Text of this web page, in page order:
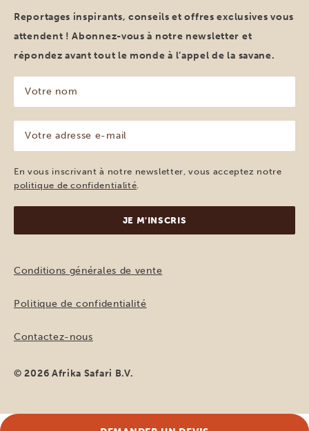
Reportages inspirants, conseils et offres exclusives vous
attendent ! Abonnez-vous à notre newsletter et
répondez avant tout le monde à l’appel de la savane.
nom
(Nécessaire)
adresse
e-
mail
(Nécessaire)
En vous inscrivant à notre newsletter, vous acceptez notre
politique de confidentialité
Conditions générales de vente
Politique de confidentialité
Contactez-nous
© 2026 Afrika Safari B.V.